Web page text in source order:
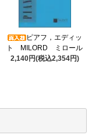
ピアフ，エディッ
ト MILORD ミロール
2,140円(税込2,354円)